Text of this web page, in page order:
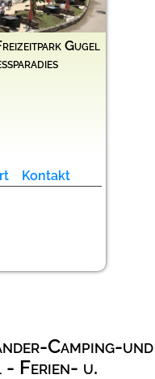
Gugel
Kontakt
Camping-und
- Ferien- u.